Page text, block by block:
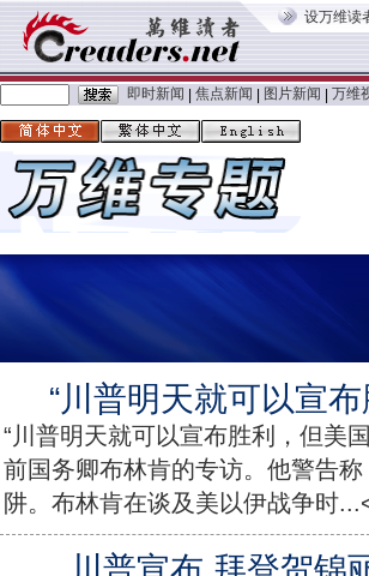
设万维读
即时新闻 焦点新闻 图片新闻 万维
“川普明天就可以宣
“川普明天就可以宣布胜利，但美
前国务卿布林肯的专访。他警告
阱。布林肯在谈及美以伊战争时